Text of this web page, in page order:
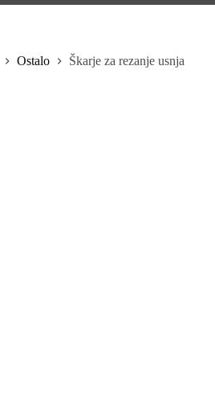
Ostalo Škarje za rezanje usnja